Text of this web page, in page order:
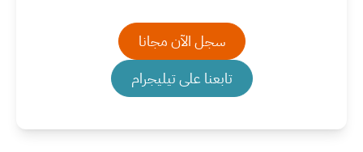
سجل الآن مجانا
تابعنا على تيليجرام